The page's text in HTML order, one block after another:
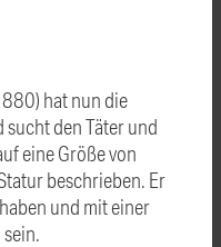
hat nun die
den Täter und
eine Größe von
beschrieben. Er
und mit einer